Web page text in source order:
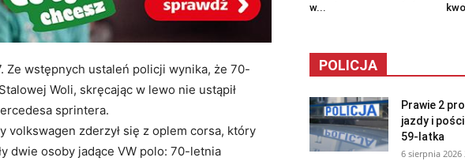
Ze wstępnych ustaleń policji wynika, że 70-
Woli, skręcając w lewo nie ustąpił
sprintera.
volkswagen zderzył się z oplem corsa, który
dwie osoby jadące VW polo: 70-letnia
w...
POLICJA
Prawie 2
jazdy i
59-latka
6 sierpnia 2026